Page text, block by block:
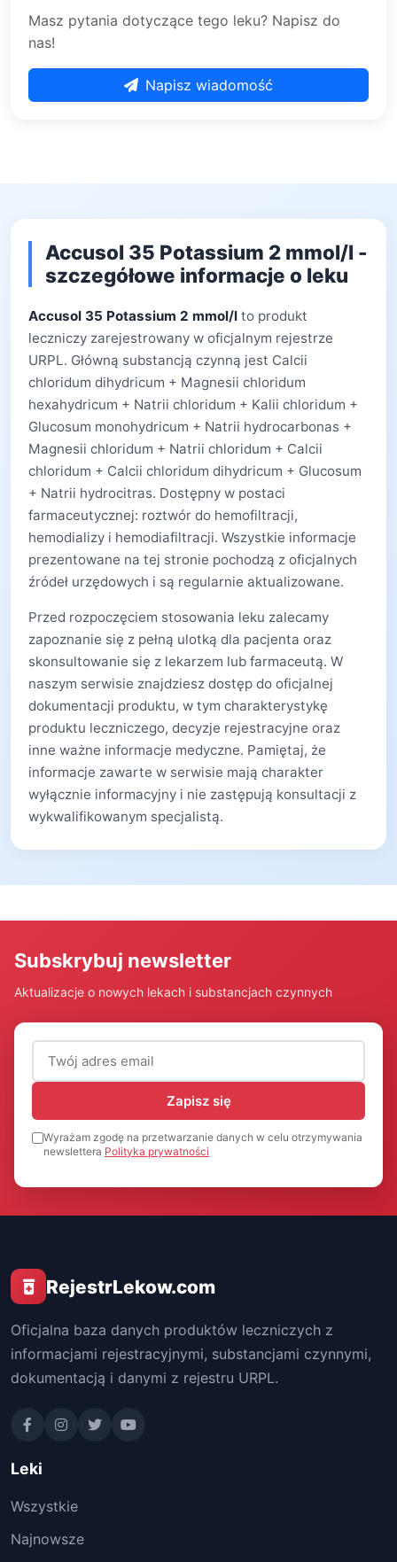
Masz pytania dotyczące tego leku? Napisz do
nas!
Napisz wiadomość
Accusol 35 Potassium 2 mmol/l -
szczegółowe informacje o leku
Accusol 35 Potassium 2 mmol/l to produkt
leczniczy zarejestrowany w oficjalnym rejestrze
URPL. Główną substancją czynną jest Calcii
chloridum dihydricum + Magnesii chloridum
hexahydricum + Natrii chloridum + Kalii chloridum +
Glucosum monohydricum + Natrii hydrocarbonas +
Magnesii chloridum + Natrii chloridum + Calcii
chloridum + Calcii chloridum dihydricum + Glucosum
+ Natrii hydrocitras. Dostępny w postaci
farmaceutycznej: roztwór do hemofiltracji,
hemodializy i hemodiafiltracji. Wszystkie informacje
prezentowane na tej stronie pochodzą z oficjalnych
źródeł urzędowych i są regularnie aktualizowane.
Przed rozpoczęciem stosowania leku zalecamy
zapoznanie się z pełną ulotką dla pacjenta oraz
skonsultowanie się z lekarzem lub farmaceutą. W
naszym serwisie znajdziesz dostęp do oficjalnej
dokumentacji produktu, w tym charakterystykę
produktu leczniczego, decyzje rejestracyjne oraz
inne ważne informacje medyczne. Pamiętaj, że
informacje zawarte w serwisie mają charakter
wyłącznie informacyjny i nie zastępują konsultacji z
wykwalifikowanym specjalistą.
Subskrybuj newsletter
Aktualizacje o nowych lekach i substancjach czynnych
Adres email (wymagany)
Zapisz się
Wyrażam zgodę na przetwarzanie danych w celu otrzymywania
newslettera Polityka prywatności
RejestrLekow.com
Oficjalna baza danych produktów leczniczych z
informacjami rejestracyjnymi, substancjami czynnymi,
dokumentacją i danymi z rejestru URPL.
Leki
Wszystkie
Najnowsze